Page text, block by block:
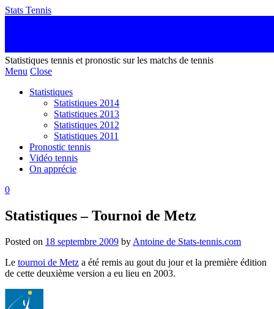
Stats Tennis
Statistiques tennis et pronostic sur les matchs de tennis
Menu Close
Statistiques
Statistiques 2014
Statistiques 2013
Statistiques 2012
Statistiques 2011
Pronostic tennis
Vidéo tennis
On apprécie
0
Statistiques – Tournoi de Metz
Posted on 18 septembre 2009 by Antoine de Stats-tennis.com
Le tournoi de Metz a été remis au gout du jour et la première édition
de cette deuxième version a eu lieu en 2003.